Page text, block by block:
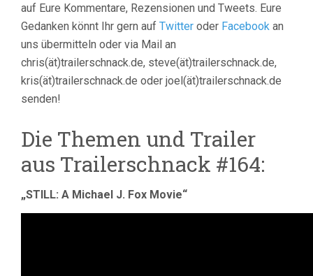
auf Eure Kommentare, Rezensionen und Tweets. Eure
Gedanken könnt Ihr gern auf Twitter oder Facebook an
uns übermitteln oder via Mail an
chris(ät)trailerschnack.de, steve(ät)trailerschnack.de,
kris(ät)trailerschnack.de oder joel(ät)trailerschnack.de
senden!
Die Themen und Trailer
aus Trailerschnack #164:
„STILL: A Michael J. Fox Movie“